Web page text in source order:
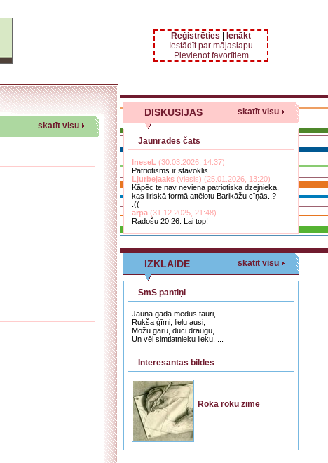
Reģistrēties
Ienākt
Iestādīt par mājaslapu
Pievienot favorītiem
skatīt visu
DISKUSIJAS skatīt visu
Jaunrades čats
IneseL (30.03.2026, 14:37)
Patriotisms ir stāvoklis
Ljurbejaaks (viesis) (25.01.2026, 13:20)
Kāpēc te nav neviena patriotiska dzejnieka,
kas liriskā formā attēlotu Barikāžu cīņās..?
:((
arpa (31.12.2025, 21:48)
Radošu 20 26. Lai top!
IZKLAIDE skatīt visu
SmS pantiņi
Jaunā gadā medus tauri,
Rukša ģīmi, lielu ausi,
Možu garu, duci draugu,
Un vēl simtlatnieku lieku. ...
Interesantas bildes
Roka roku zīmē